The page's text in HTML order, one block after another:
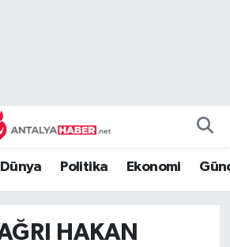
Dünya Politika Ekonomi
HAKAN
Durumu ve Fikstür